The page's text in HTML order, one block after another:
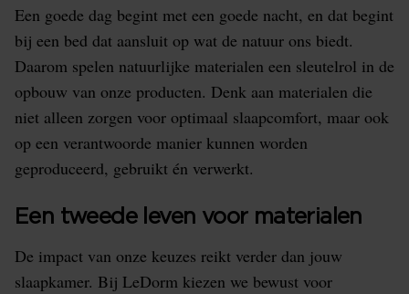
Een goede dag begint met een goede nacht, en dat begint
bij een bed dat aansluit op wat de natuur ons biedt.
Daarom spelen natuurlijke materialen een sleutelrol in de
opbouw van onze producten. Denk aan materialen die
niet alleen zorgen voor optimaal slaapcomfort, maar ook
op een verantwoorde manier kunnen worden
geproduceerd, gebruikt én verwerkt.
Een tweede leven voor materialen
De impact van onze keuzes reikt verder dan jouw
slaapkamer. Bij LeDorm kiezen we bewust voor